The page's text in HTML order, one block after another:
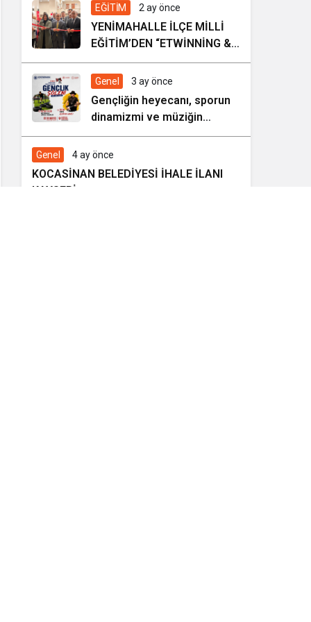
EĞİTİM 2 ay önce
YENİMAHALLE İLÇE MİLLİ
EĞİTİM’DEN “ETWİNNİNG &
HAREZMİ PROJE ŞENLİĞİ”
Genel 3 ay önce
Gençliğin heyecanı, sporun
dinamizmi ve müziğin
coşkusu Kocasinan’da bir
araya geliyor!
Genel 4 ay önce
KOCASİNAN BELEDİYESİ İHALE İLANI
KAYSERİ